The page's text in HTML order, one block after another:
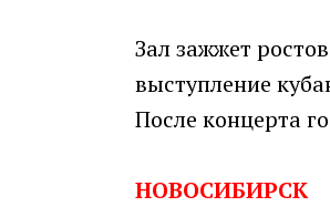
Зал зажжет
выступление
После концерта
НОВОСИБИРСК